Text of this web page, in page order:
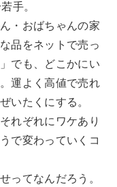
手。
・おばちゃんの家
品をネットで売っ
でも、どこかにい
運よく高値で売れ
いたくにする。
れぞれにワケあり
で変わっていくコ
ってなんだろう。